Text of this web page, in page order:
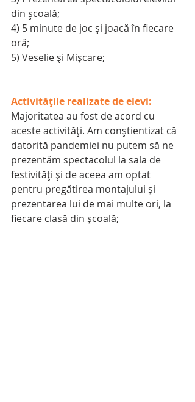
din școală;
4) 5 minute de joc și joacă în fiecare
oră;
5) Veselie și Mișcare;
Activitățile realizate de elevi:
Majoritatea au fost de acord cu
aceste activități. Am conștientizat că
datorită pandemiei nu putem să ne
prezentăm spectacolul la sala de
festivități și de aceea am optat
pentru pregătirea montajului și
prezentarea lui de mai multe ori, la
fiecare clasă din școală;